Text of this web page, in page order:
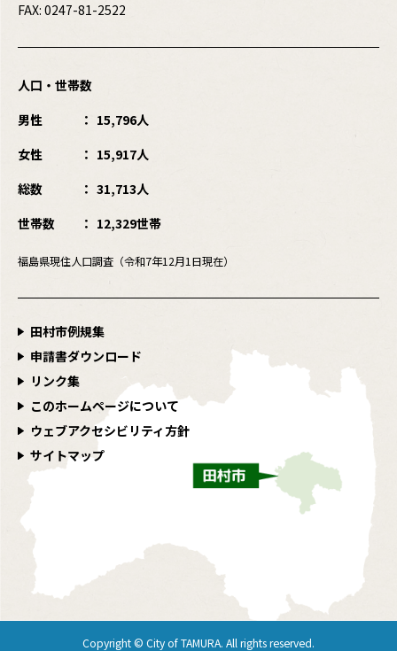
FAX: 0247-81-2522
人口・世帯数
男性
15,796人
女性
15,917人
総数
31,713人
世帯数
12,329世帯
福島県現住人口調査（令和7年12月1日現在）
田村市例規集
申請書ダウンロード
リンク集
このホームページについて
ウェブアクセシビリティ方針
サイトマップ
Copyright © City of TAMURA. All rights reserved.